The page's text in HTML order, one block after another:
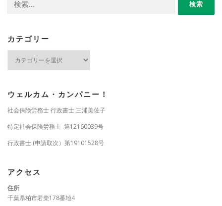
索:
カテゴリー
ー
ウェルカム・カンパニー！
社会保険労務士 行政書士 三浦美佐子
特定社会保険労務士 第12160039号
行政書士 (申請取次）第19101528号
アクセス
住所
千葉県柏市若柴178番地4